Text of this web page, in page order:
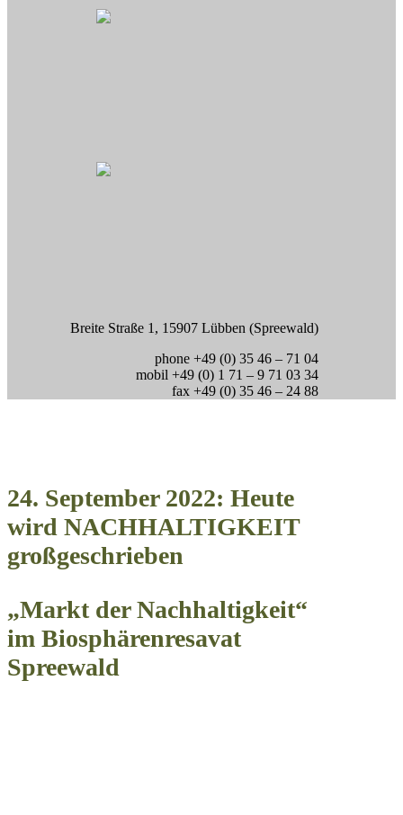
Breite Straße 1, 15907 Lübben (Spreewald)
phone +49 (0) 35 46 – 71 04
mobil +49 (0) 1 71 – 9 71 03 34
fax +49 (0) 35 46 – 24 88
24. September 2022: Heute
wird NACHHALTIGKEIT
großgeschrieben
„Markt der Nachhaltigkeit“
im Biosphärenresavat
Spreewald